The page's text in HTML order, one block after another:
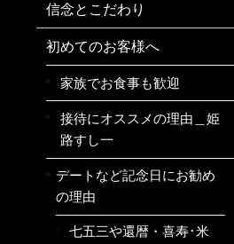
信念とこだわり
初めてのお客様へ
家族でお食事も歓迎
接待にオススメの理由＿姫
路すし一
デートなど記念日にお勧め
の理由
七五三や還暦・喜寿･米